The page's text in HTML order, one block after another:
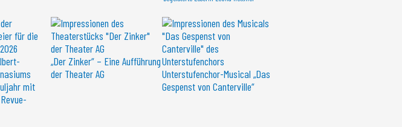
mit
„Der Zinker“ – Eine Aufführung
der Theater AG
Unterstufenchor-Musical „Das
Gespenst von Canterville“